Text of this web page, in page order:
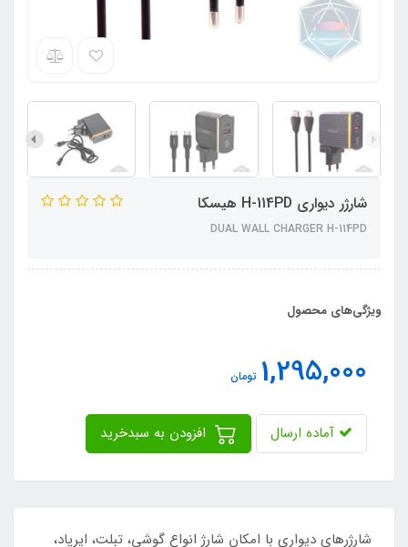
شارژر دیواری H-114PD هیسکا
DUAL WALL CHARGER H-114PD
ویژگی‌های محصول
1,295,000 تومان
آماده ارسال
شارژرهای دیواری با امکان شارژ انواع گوشی، تبلت، ایرپاد،